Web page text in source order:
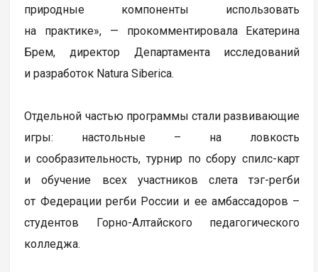
природные компоненты использовать
на практике», — прокомментировала Екатерина
Брем, директор Департамента исследований
и разработок Natura Siberica.
Отдельной частью программы стали развивающие
игры: настольные – на ловкость
и сообразительность, турнир по сбору спилс-карт
и обучение всех участников слета тэг-регби
от Федерации регби России и ее амбассадоров –
студентов Горно-Алтайского педагогического
колледжа.